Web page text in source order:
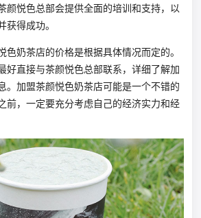
颜悦色总部会提供全面的培训和支持，以
获得成功。
色奶茶店的价格是根据具体情况而定的。
好直接与茶颜悦色总部联系，详细了解加
。加盟茶颜悦色奶茶店可能是一个不错的
前，一定要充分考虑自己的经济实力和经